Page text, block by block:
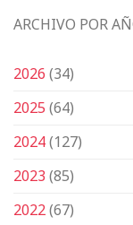
ARCHIVO POR
2026(34)
2025(64)
2024(127)
2023(85)
2022(67)